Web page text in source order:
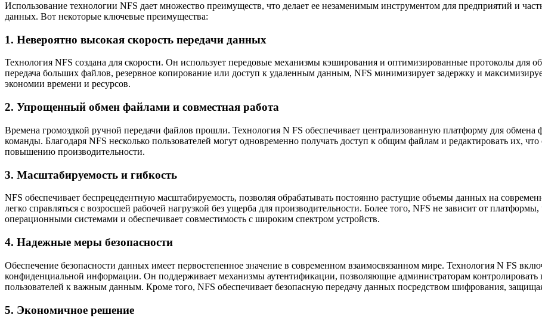
Использование технологии NFS дает множество преимуществ, что делает ее незаменимым инструментом для предприятий и
данных. Вот некоторые ключевые преимущества:
1. Невероятно высокая скорость передачи данных
Технология NFS создана для скорости. Он использует передовые механизмы кэширования и оптимизированные протоколы для
передача больших файлов, резервное копирование или доступ к удаленным данным, NFS минимизирует задержку и
экономии времени и ресурсов.
2. Упрощенный обмен файлами и совместная работа
Времена громоздкой ручной передачи файлов прошли. Технология N FS обеспечивает централизованную платформу для
команды. Благодаря NFS несколько пользователей могут одновременно получать доступ к общим файлам и редактировать их,
повышению производительности.
3. Масштабируемость и гибкость
NFS обеспечивает беспрецедентную масштабируемость, позволяя обрабатывать постоянно растущие объемы данных на
легко справляться с возросшей рабочей нагрузкой без ущерба для производительности. Более того, NFS не зависит от
операционными системами и обеспечивает совместимость с широким спектром устройств.
4. Надежные меры безопасности
Обеспечение безопасности данных имеет первостепенное значение в современном взаимосвязанном мире. Технология N FS
конфиденциальной информации. Он поддерживает механизмы аутентификации, позволяющие администраторам контролировать
пользователей к важным данным. Кроме того, NFS обеспечивает безопасную передачу данных посредством шифрования,
5. Экономичное решение